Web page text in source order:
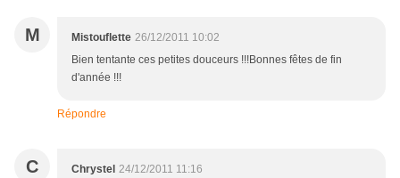
M Mistouflette 26/12/2011 10:02
Bien tentante ces petites douceurs !!!Bonnes fêtes de fin
d'année !!!
Répondre
C Chrystel 24/12/2011 11:16